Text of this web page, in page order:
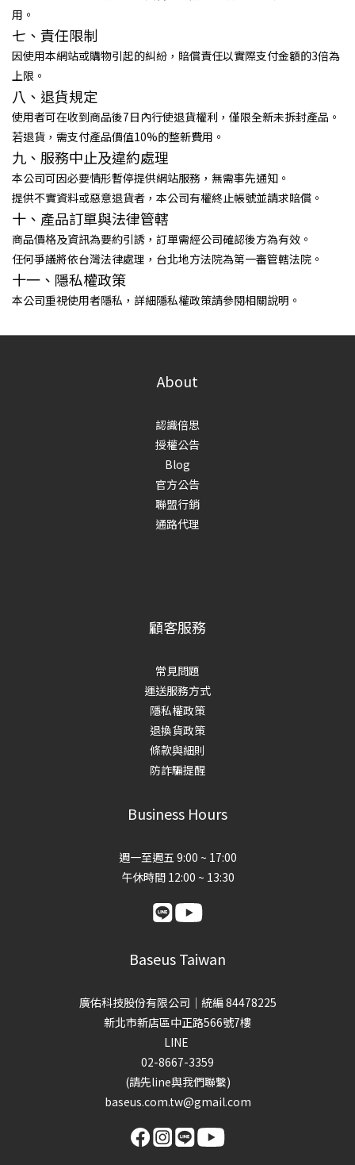
用。
七、責任限制
因使用本網站或購物引起的糾紛，賠償責任以實際支付金額的3倍為
上限。
八、退貨規定
使用者可在收到商品後7日內行使退貨權利，僅限全新未拆封產品。
若退貨，需支付產品價值10%的整新費用。
九、服務中止及違約處理
本公司可因必要情形暫停提供網站服務，無需事先通知。
提供不實資料或惡意退貨者，本公司有權終止帳號並請求賠償。
十、產品訂單與法律管轄
商品價格及資訊為要約引誘，訂單需經公司確認後方為有效。
任何爭議將依台灣法律處理，台北地方法院為第一審管轄法院。
十一、隱私權政策
本公司重視使用者隱私，詳細隱私權政策請參閱相關說明。
About
認識倍思
授權公告
Blog
官方公告
聯盟行銷
通路代理
顧客服務
常見問題
運送服務方式
隱私權政策
退換貨政策
條款與細則
防詐騙提醒
Business Hours
週一至週五 9:00 ~ 17:00
午休時間 12:00 ~ 13:30
Baseus Taiwan
廣佑科技股份有限公司｜統編 84478225
新北市新店區中正路566號7樓
LINE
02-8667-3359
(請先line與我們聯繫)
baseus.com.tw@gmail.com